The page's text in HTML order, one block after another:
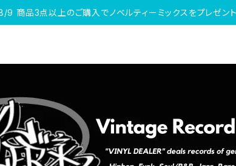
9 商品3点以上のご購入でノベルティーミックスをプレゼント